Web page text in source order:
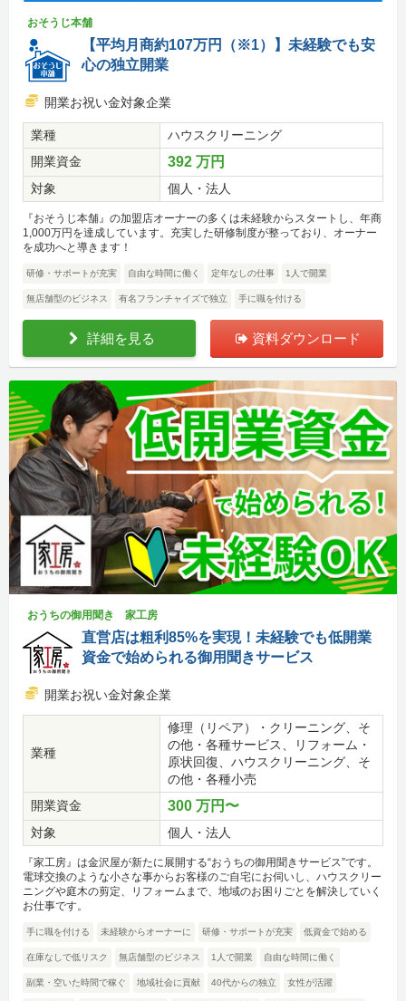
おそうじ本舗
【平均月商約107万円（※1）】未経験でも安
心の独立開業
開業お祝い金対象企業
業種
ハウスクリーニング
開業資金
392 万円
対象 個人・法人
『おそうじ本舗』の加盟店オーナーの多くは未経験からスタートし、年商
1,000万円を達成しています。充実した研修制度が整っており、オーナー
を成功へと導きます！
研修・サポートが充実 自由な時間に働く 定年なしの仕事 1人で開業
無店舗型のビジネス 有名フランチャイズで独立 手に職を付ける
詳細を見る 資料ダウンロード
おうちの御用聞き 家工房
直営店は粗利85%を実現！未経験でも低開業
資金で始められる御用聞きサービス
開業お祝い金対象企業
業種
修理（リペア）・クリーニング、そ
の他・各種サービス、リフォーム・
原状回復、ハウスクリーニング、そ
の他・各種小売
開業資金
300 万円〜
対象 個人・法人
『家工房』は金沢屋が新たに展開する“おうちの御用聞きサービス”です。
電球交換のような小さな事からお客様のご自宅にお伺いし、ハウスクリー
ニングや庭木の剪定、リフォームまで、地域のお困りごとを解決していく
お仕事です。
手に職を付ける 未経験からオーナーに 研修・サポートが充実 低資金で始める
在庫なしで低リスク 無店舗型のビジネス 1人で開業 自由な時間に働く
副業・空いた時間で稼ぐ 地域社会に貢献 40代からの独立 女性が活躍